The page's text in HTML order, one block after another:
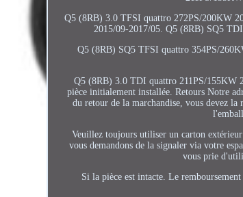
Q5 (8RB) 3.0 TFSI quattro 272PS/200KW
2015/09-2017/05. Q5 (8RB) SQ5
Q5 (8RB) SQ5 TFSI quattro 354PS/
Q5 (8RB) 3.0 TDI quattro 211PS/155KW
pièce initialement installée. Retours Notre
du retour de la marchandise, vous devez
Veuillez toujours utiliser un carton
vous demandons de la signaler via votre
vous prie
Si la pièce est intacte. Le